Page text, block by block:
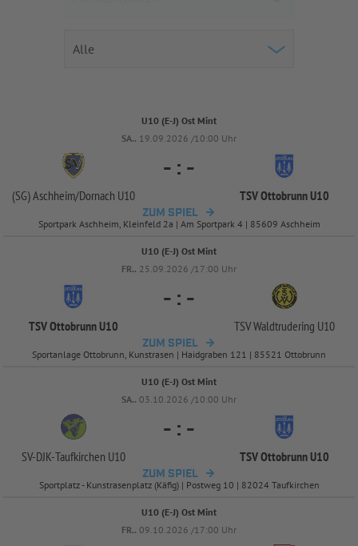
U10 (E-J) Ost Mint
SA.. 19.09.2026 /10:00 Uhr
(SG) Aschheim/Dornach U10
- : -
TSV Ottobrunn U10
ZUM SPIEL
Sportpark Aschheim, Kleinfeld 2a | Am Sportpark 4 | 85609 Aschheim
U10 (E-J) Ost Mint
FR.. 25.09.2026 /17:00 Uhr
TSV Ottobrunn U10
- : -
TSV Waldtrudering U10
ZUM SPIEL
Sportanlage Ottobrunn, Kunstrasen | Haidgraben 121 | 85521 Ottobrunn
U10 (E-J) Ost Mint
SA.. 03.10.2026 /10:00 Uhr
SV-DJK-Taufkirchen U10
- : -
TSV Ottobrunn U10
ZUM SPIEL
Sportplatz - Kunstrasenplatz (Käfig) | Postweg 10 | 82024 Taufkirchen
U10 (E-J) Ost Mint
FR.. 09.10.2026 /17:00 Uhr